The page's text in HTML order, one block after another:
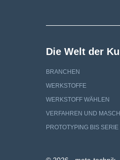
Die Welt der
BRANCHEN
WERKSTOFFE
WERKSTOFF WÄHLEN
VERFAHREN UND
PROTOTYPING BIS SERIE